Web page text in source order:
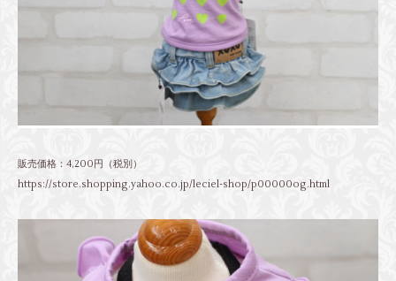
販売価格：4,200円（税別）
https://store.shopping.yahoo.co.jp/leciel-shop/p00000og.html